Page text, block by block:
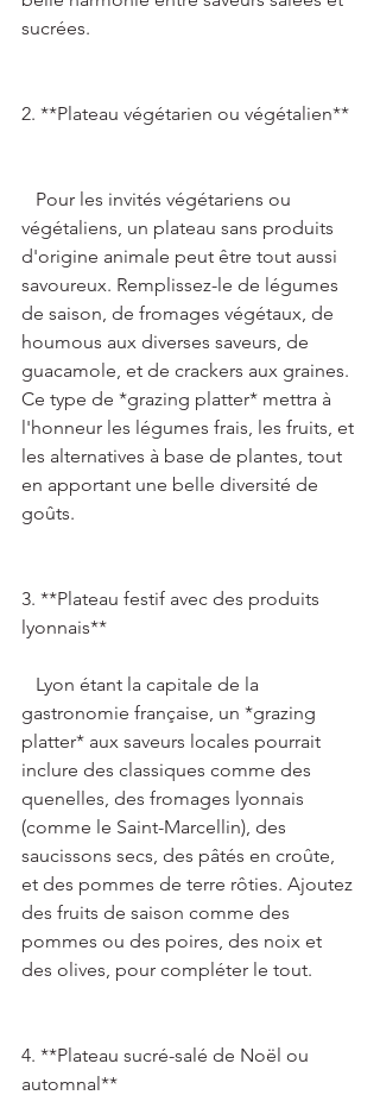
sucrées.
2. **Plateau végétarien ou végétalien**
végétaliens, un plateau sans produits
d'origine animale peut être tout aussi
savoureux. Remplissez-le de légumes
de saison, de fromages végétaux, de
houmous aux diverses saveurs, de
guacamole, et de crackers aux graines.
Ce type de *grazing platter* mettra à
l'honneur les légumes frais, les fruits, et
les alternatives à base de plantes, tout
en apportant une belle diversité de
goûts.
3. **Plateau festif avec des produits
lyonnais**
gastronomie française, un *grazing
platter* aux saveurs locales pourrait
inclure des classiques comme des
quenelles, des fromages lyonnais
(comme le Saint-Marcellin), des
saucissons secs, des pâtés en croûte,
et des pommes de terre rôties. Ajoutez
des fruits de saison comme des
pommes ou des poires, des noix et
des olives, pour compléter le tout.
4. **Plateau sucré-salé de Noël ou
automnal**